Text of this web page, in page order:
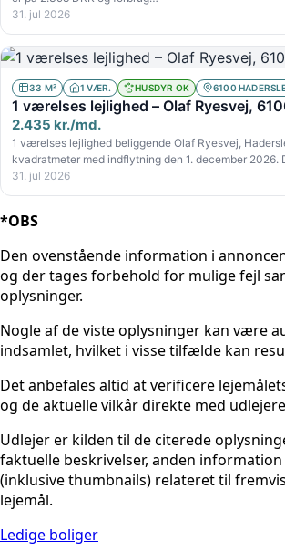
31. jul 2026
33 M² 1 VÆR. HUSDYR OK 6100
1 værelses lejlighed – Olaf Ryesvej,
2.435 kr./md.
1 værelses lejlighed beliggende Olaf Ryesvej,
kvadratmeter med indflytning den 1. december 2026.
31. jul 2026
*OBS
Den ovenstående information i
og der tages forbehold for mulige fejl
oplysninger.
Nogle af de viste oplysninger kan være
indsamlet, hvilket i visse tilfælde kan
Det anbefales altid at verificere
og de aktuelle vilkår direkte med
Udlejer er kilden til de citerede
faktuelle beskrivelser, anden
(inklusive thumbnails) relateret til
lejemål.
Ledige boliger